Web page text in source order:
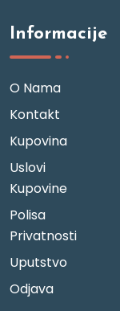
Informacije
O Nama
Kontakt
Kupovina
Uslovi
Kupovine
Polisa
Privatnosti
Uputstvo
Odjava